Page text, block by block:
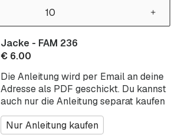
Die Anleitung wird per Email an deine
Adresse als PDF geschickt. Du kannst
auch nur die Anleitung separat kaufen
Nur Anleitung kaufen
Jacke - FAM 236
€ 6.00